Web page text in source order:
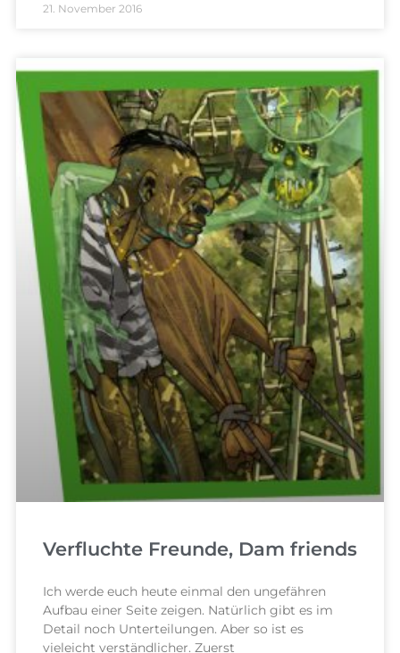
21. November 2016
Verfluchte Freunde, Dam friends
Ich werde euch heute einmal den ungefähren
Aufbau einer Seite zeigen. Natürlich gibt es im
Detail noch Unterteilungen. Aber so ist es
vieleicht verständlicher. Zuerst